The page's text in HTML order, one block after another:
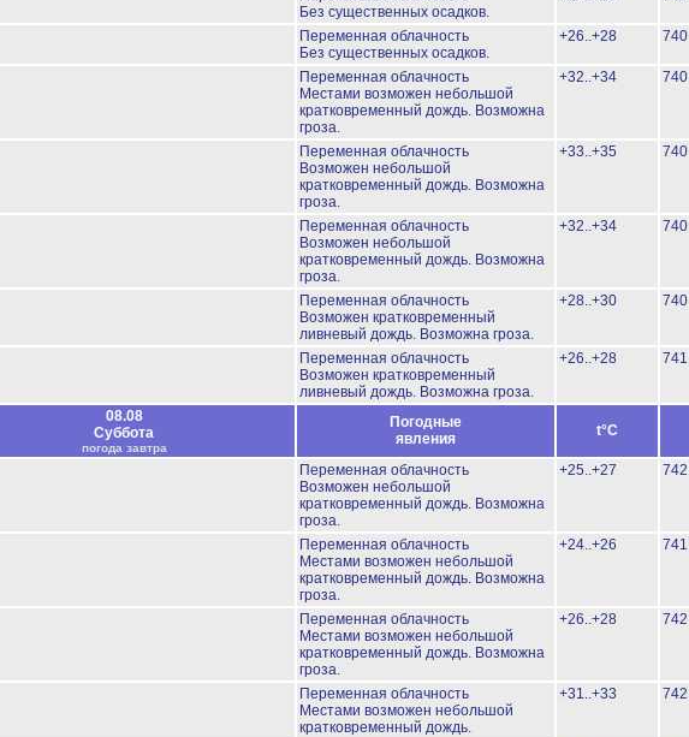
Без существенных осадков.
Переменная облачность
Без существенных осадков.
+26..+28 740
Переменная облачность
Местами возможен небольшой
кратковременный дождь. Возможна
гроза.
+32..+34 740
Переменная облачность
Возможен небольшой
кратковременный дождь. Возможна
гроза.
+33..+35 740
Переменная облачность
Возможен небольшой
кратковременный дождь. Возможна
гроза.
+32..+34 740
Переменная облачность
Возможен кратковременный
ливневый дождь. Возможна гроза.
+28..+30 740
Переменная облачность
Возможен кратковременный
ливневый дождь. Возможна гроза.
+26..+28 741
08.08
Суббота
погода завтра
Погодные
явления
t°C
Переменная облачность
Возможен небольшой
кратковременный дождь. Возможна
гроза.
+25..+27 742
Переменная облачность
Местами возможен небольшой
кратковременный дождь. Возможна
гроза.
+24..+26 741
Переменная облачность
Местами возможен небольшой
кратковременный дождь. Возможна
гроза.
+26..+28 742
Переменная облачность
Местами возможен небольшой
кратковременный дождь.
+31..+33 742